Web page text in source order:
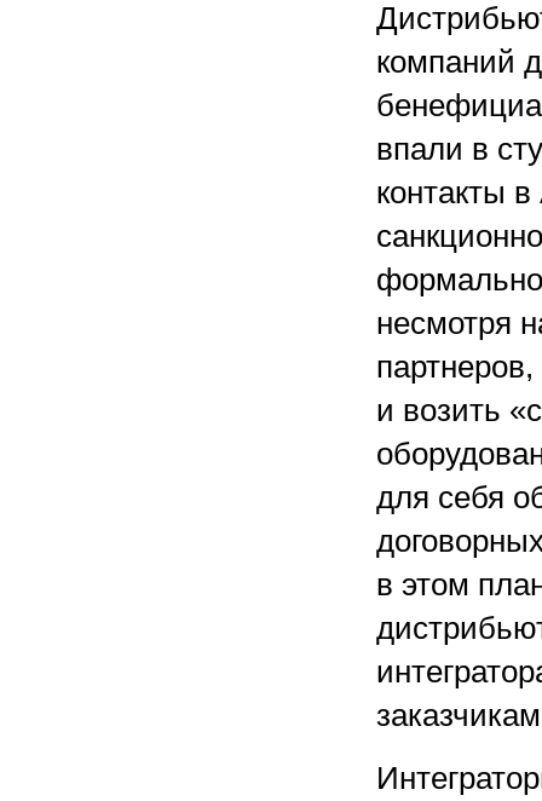
компаний
впали в
контакты
несмотря
и возить
для себя
в этом